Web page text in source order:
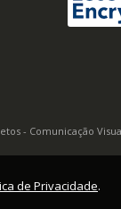
- Comunicação
de Privacidade.